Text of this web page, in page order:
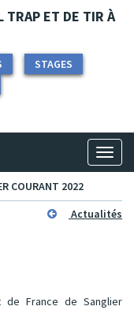
TRAP ET DE TIR À
STAGES
COURANT 2022
Actualités
de France de Sanglier